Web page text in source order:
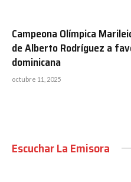
Campeona Olímpica
de Alberto Rodríguez a
dominicana
octubre 11, 2025
Escuchar La Emisora